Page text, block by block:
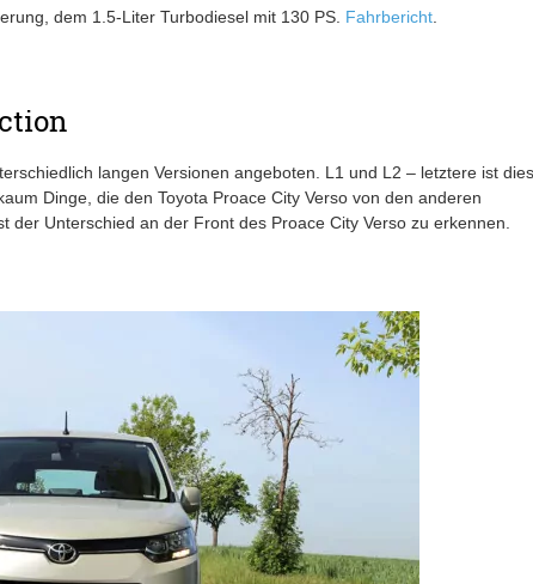
dem 1.5-Liter Turbodiesel mit 130 PS. Fahrbericht.
langen Versionen angeboten. L1 und L2 – letztere ist
Dinge, die den Toyota Proace City Verso von den anderen
Unterschied an der Front des Proace City Verso zu erkennen.